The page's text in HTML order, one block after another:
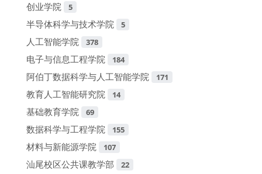
创业学院 5
半导体科学与技术学院 5
人工智能学院 378
电子与信息工程学院 184
阿伯丁数据科学与人工智能学院 171
教育人工智能研究院 14
基础教育学院 69
数据科学与工程学院 155
材料与新能源学院 107
汕尾校区公共课教学部 22